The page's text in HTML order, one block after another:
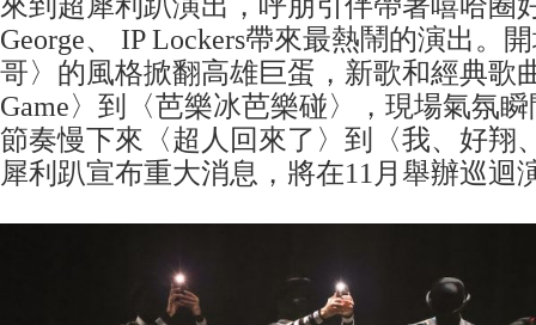
George、 IP Lockers帶來最熱鬧的演出。
哥〉的風格掀翻高雄巨蛋，新歌和經典歌
Game〉到〈芭樂冰芭樂碰〉，現場氣氛
節奏慢下來〈超人回來了〉到〈我、好翔
犀利趴宣布重大消息，將在11月舉辦巡迴